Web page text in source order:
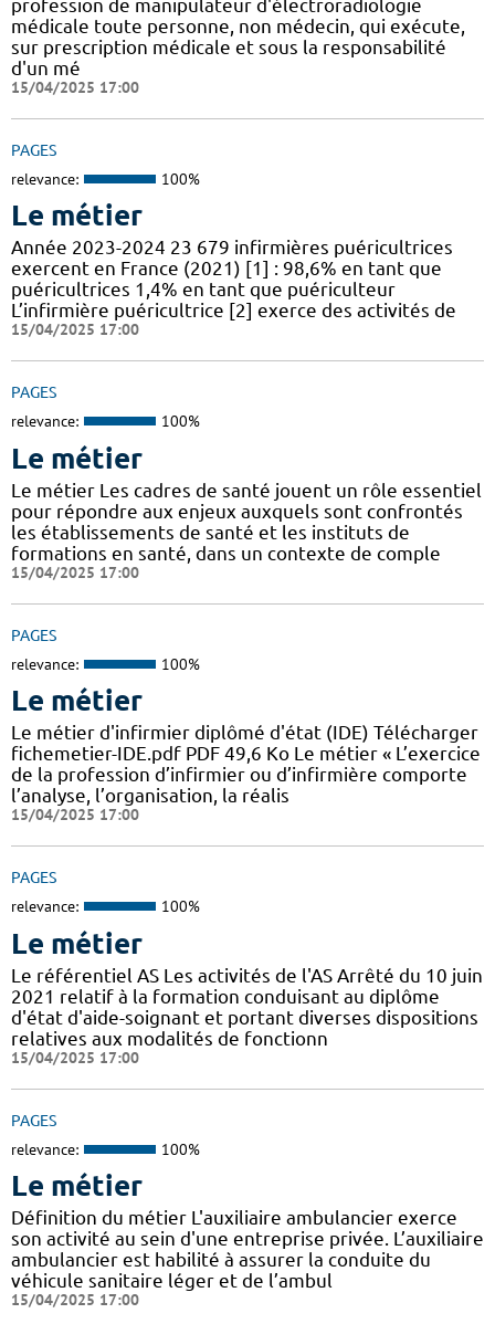
profession de manipulateur d'électroradiologie
médicale toute personne, non médecin, qui exécute,
sur prescription médicale et sous la responsabilité
d'un mé
15/04/2025 17:00
PAGES
relevance: 100%
Le métier
Année 2023-2024 23 679 infirmières puéricultrices
exercent en France (2021) [1] : 98,6% en tant que
puéricultrices 1,4% en tant que puériculteur
L’infirmière puéricultrice [2] exerce des activités de
15/04/2025 17:00
PAGES
relevance: 100%
Le métier
Le métier Les cadres de santé jouent un rôle essentiel
pour répondre aux enjeux auxquels sont confrontés
les établissements de santé et les instituts de
formations en santé, dans un contexte de comple
15/04/2025 17:00
PAGES
relevance: 100%
Le métier
Le métier d'infirmier diplômé d'état (IDE) Télécharger
fichemetier-IDE.pdf PDF 49,6 Ko Le métier « L’exercice
de la profession d’infirmier ou d’infirmière comporte
l’analyse, l’organisation, la réalis
15/04/2025 17:00
PAGES
relevance: 100%
Le métier
Le référentiel AS Les activités de l'AS Arrêté du 10 juin
2021 relatif à la formation conduisant au diplôme
d'état d'aide-soignant et portant diverses dispositions
relatives aux modalités de fonctionn
15/04/2025 17:00
PAGES
relevance: 100%
Le métier
Définition du métier L'auxiliaire ambulancier exerce
son activité au sein d'une entreprise privée. L’auxiliaire
ambulancier est habilité à assurer la conduite du
véhicule sanitaire léger et de l’ambul
15/04/2025 17:00